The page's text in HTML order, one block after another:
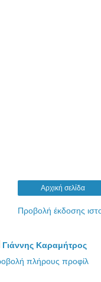
Αρχική σελίδα
Προβολή έκδοσης
Γιάννης Καραμήτρος
πλήρους προφίλ